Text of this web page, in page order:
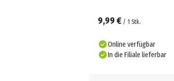
9,99 € / 1 Stk.
Online verfügbar
In die Filiale lieferbar